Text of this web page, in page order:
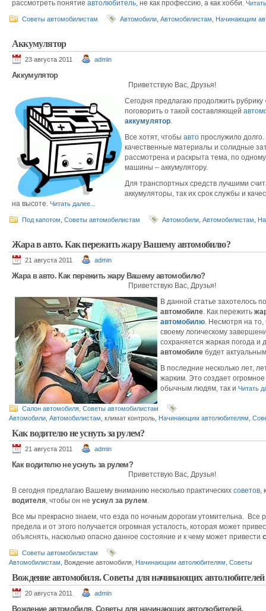
рассмотреть понятие автолюбитель, не как профессию, а как хобби.
Советы автомобилистам Автомобили Автомобилистам Начинающим
Аккумулятор
23 августа 2011 admin
Аккумулятор
Приветствую Вас, Друзья!
Сегодня предлагаю продолжить рубрику
поговорить о такой составляющей
аккумулятор.
Все хотят, чтобы авто прослужило
качественные материалы и солидные
рассмотрена и раскрыта тема, по
машины – аккумулятору.
Для транспортных средств лучшими
аккумуляторы, так их срок службы и
на высоте. Читать далее...
Под капотом Советы автомобилистам Автомобили Автомобилистам
Жара в авто. Как пережить жару Вашему автомобилю?
21 августа 2011 admin
Жара в авто. Как пережить жару Вашему автомобилю?
Приветствую Вас, Друзья!
В данной статье захотелось
автомобиле. Как пережить
автомобилю. Несмотря на то,
своему логическому
сохраняется жаркая погода и
автомобиле будет
В последние несколько лет,
жарким. Это создает
обычным людям, так и Читать
Салон автомобиля Советы автомобилистам
Автомобили Автомобилистам , климат контроль, Начинающим автолюбителям
Как водителю не уснуть за рулем?
21 августа 2011 admin
Как водителю не уснуть за рулем?
Приветствую Вас, Друзья!
В сегодня предлагаю Вашему вниманию несколько практических советов,
водителя, чтобы он не уснул за рулем.
Все мы прекрасно знаем, что езда по ночным дорогам утомительна.
предела и от этого получается огромная усталость, которая может
объяснять, насколько опасно данное состояние и к чему может привести
Советы автомобилистам
Автомобилистам , Вождение автомобиля, Начинающим автолюбителям Советы
Вождение автомобиля. Советы для начинающих автолюбителей
20 августа 2011 admin
Вождение автомобиля. Советы для начинающих автолюбителей.